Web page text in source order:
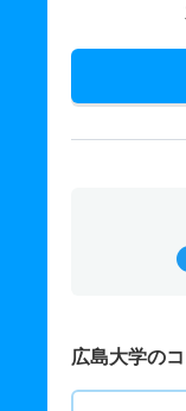
広島大学の